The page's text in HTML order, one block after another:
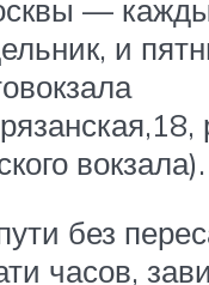
—
и
вокзала).
без
часов,